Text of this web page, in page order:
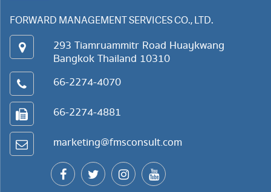
FORWARD MANAGEMENT SERVICES CO., LTD.
293 Tiamruammitr Road Huaykwang
Bangkok Thailand 10310
66-2274-4070
66-2274-4881
marketing@fmsconsult.com